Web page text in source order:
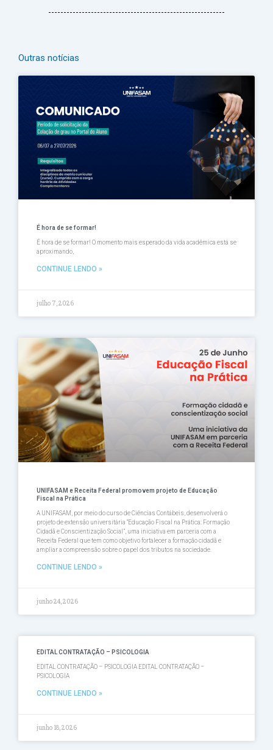
Outras notícias
É hora de se formar!
É hora de se formar! O momento mais esperado da vida acadêmica está se
aproximando,
CONTINUE LENDO »
julho 7, 2026
UNIFASAM e Receita Federal promovem projeto de Educação
Fiscal na Prática
A UNIFASAM, por meio do curso de Ciências Contábeis, desenvolverá o
projeto de extensão universitária “Educação Fiscal na Prática: Formação
Cidadã e Conscientização Social”, uma iniciativa em parceria com a
Receita Federal que tem como objetivo fortalecer a formação cidadã e
ampliar a compreensão sobre o papel dos tributos na sociedade.
CONTINUE LENDO »
junho 24, 2026
EDITAL CONTRATAÇÃO – PSICOLOGIA
EDITAL CONTRATAÇÃO – PSICOLOGIA EDITAL CONTRATAÇÃO –
PSICOLOGIA
CONTINUE LENDO »
junho 18, 2026
PáginaPágina
PáginaPáginaPágina